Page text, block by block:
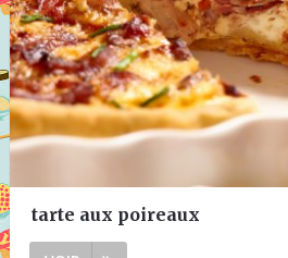
tarte aux poireaux